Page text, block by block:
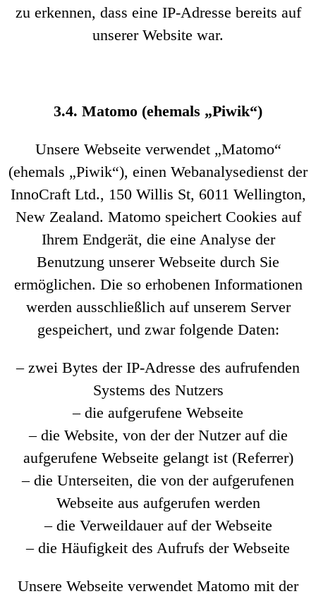
zu erkennen, dass eine IP-Adresse bereits auf
unserer Website war.
3.4. Matomo (ehemals „Piwik“)
Unsere Webseite verwendet „Matomo“
(ehemals „Piwik“), einen Webanalysedienst der
InnoCraft Ltd., 150 Willis St, 6011 Wellington,
New Zealand. Matomo speichert Cookies auf
Ihrem Endgerät, die eine Analyse der
Benutzung unserer Webseite durch Sie
ermöglichen. Die so erhobenen Informationen
werden ausschließlich auf unserem Server
gespeichert, und zwar folgende Daten:
– zwei Bytes der IP-Adresse des aufrufenden
Systems des Nutzers
– die aufgerufene Webseite
– die Website, von der der Nutzer auf die
aufgerufene Webseite gelangt ist (Referrer)
– die Unterseiten, die von der aufgerufenen
Webseite aus aufgerufen werden
– die Verweildauer auf der Webseite
– die Häufigkeit des Aufrufs der Webseite
Unsere Webseite verwendet Matomo mit der